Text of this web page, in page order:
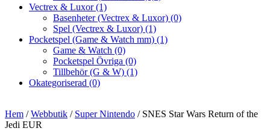
Vectrex & Luxor(1)
Basenheter (Vectrex & Luxor) (0)
Spel (Vectrex & Luxor) (1)
Pocketspel (Game & Watch mm) (1)
Game & Watch (0)
Pocketspel Övriga (0)
Tillbehör (G & W) (1)
Okategoriserad (0)
Hem /Webbutik / Super Nintendo / SNES Star Wars Return of the
Jedi EUR